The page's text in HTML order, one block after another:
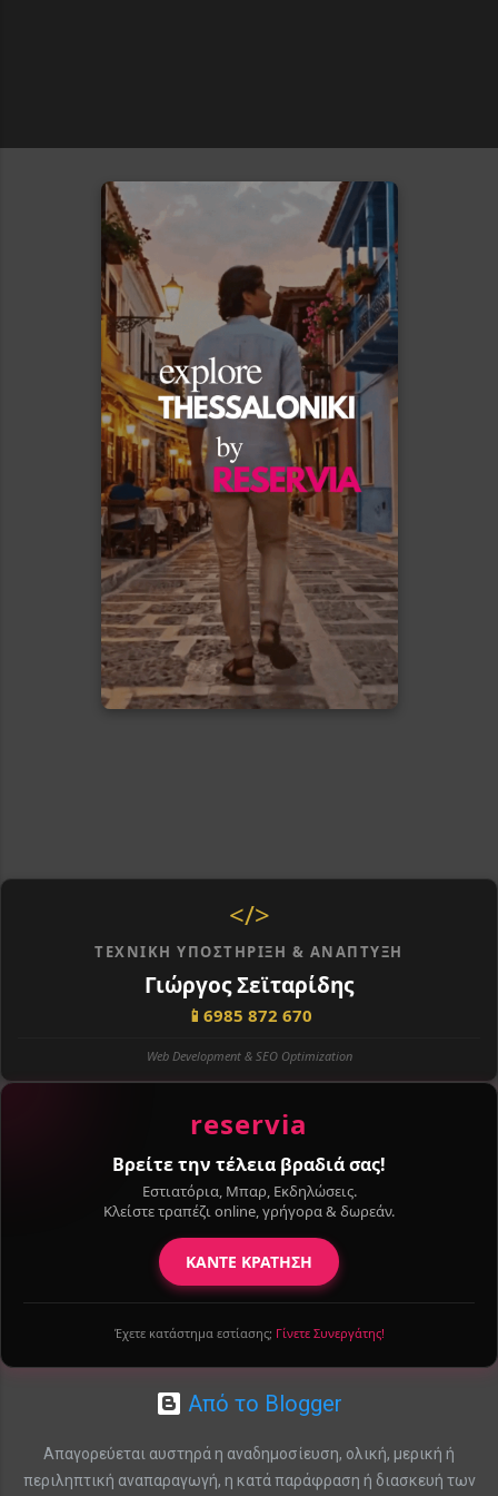
</>
ΤΕΧΝΙΚΉ ΥΠΟΣΤΉΡΙΞΗ & ΑΝΆΠΤΥΞΗ
Γιώργος Σεϊταρίδης
📱 6985 872 670
Web Development & SEO Optimization
reservia
Βρείτε την τέλεια βραδιά σας!
Εστιατόρια, Μπαρ, Εκδηλώσεις.
Κλείστε τραπέζι online, γρήγορα & δωρεάν.
ΚΑΝΤΕ ΚΡΑΤΗΣΗ
Έχετε κατάστημα εστίασης; Γίνετε Συνεργάτης!
Από το Blogger
Απαγορεύεται αυστηρά η αναδημοσίευση, ολική, μερική ή
περιληπτική αναπαραγωγή, η κατά παράφραση ή διασκευή των